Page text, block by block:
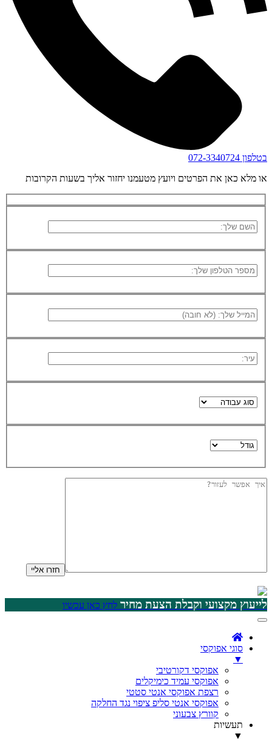
בטלפון 072-3340724
או מלא כאן את הפרטים ויועץ מטעמנו יחזור אליך בשעות הקרובות
לייעוץ מקצועי וקבלת הצעת מחיר לחץ כאן עכשיו
סוגי אפוקסי
▼
אפוקסי דקורטיבי
אפוקסי עמיד כימיקלים
רצפת אפוקסי אנטי סטטי
אפוקסי אנטי סליפ ציפוי נגד החלקה
קוורץ צבעוני
תעשיות
▼